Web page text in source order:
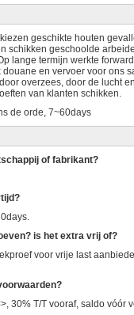
geschikte houten
schikken geschoolde
lange termijn werkte
en vervoer voor ons
overzees, door de lucht
van klanten schikken.
de orde, 7~60days
of fabrikant?
is het extra vrij of?
voor vrije last
30% T/T vooraf, saldo vóór